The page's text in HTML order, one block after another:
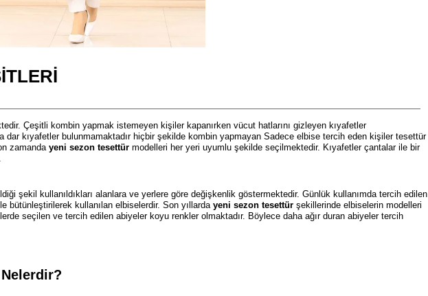
Çeşitli kombin yapmak istemeyen kişiler kapanırken vücut hatlarını gizleyen kıyafetler
dar kıyafetler bulunmamaktadır hiçbir şekilde kombin yapmayan Sadece elbise tercih eden kişiler tesettür
zamanda yeni sezon tesettür modelleri her yeri uyumlu şekilde seçilmektedir. Kıyafetler çantalar ile bir
şekil kullanıldıkları alanlara ve yerlere göre değişkenlik göstermektedir. Günlük kullanımda tercih edilen
bütünleştirilerek kullanılan elbiselerdir. Son yıllarda yeni sezon tesettür şekillerinde elbiselerin modelleri
seçilen ve tercih edilen abiyeler koyu renkler olmaktadır. Böylece daha ağır duran abiyeler tercih